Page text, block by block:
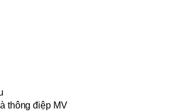
thông điệp MV